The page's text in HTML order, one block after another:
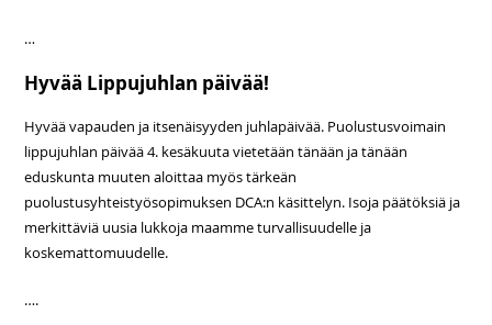
…
Hyvää Lippujuhlan päivää!
Hyvää vapauden ja itsenäisyyden juhlapäivää. Puolustusvoimain
lippujuhlan päivää 4. kesäkuuta vietetään tänään ja tänään
eduskunta muuten aloittaa myös tärkeän
puolustusyhteistyösopimuksen DCA:n käsittelyn. Isoja päätöksiä ja
merkittäviä uusia lukkoja maamme turvallisuudelle ja
koskemattomuudelle.
….